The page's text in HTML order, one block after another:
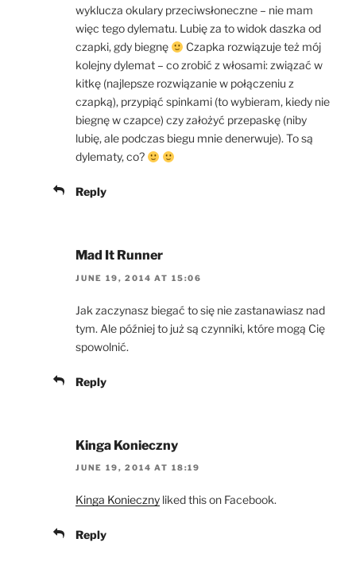
wyklucza okulary przeciwsłoneczne – nie mam
więc tego dylematu. Lubię za to widok daszka od
czapki, gdy biegnę
Czapka rozwiązuje też mój
kolejny dylemat – co zrobić z włosami: związać w
kitkę (najlepsze rozwiązanie w połączeniu z
czapką), przypiąć spinkami (to wybieram, kiedy nie
biegnę w czapce) czy założyć przepaskę (niby
lubię, ale podczas biegu mnie denerwuje). To są
dylematy, co?
Reply
Mad It Runner
JUNE 19, 2014 AT 15:06
Jak zaczynasz biegać to się nie zastanawiasz nad
tym. Ale później to już są czynniki, które mogą Cię
spowolnić.
Reply
Kinga Konieczny
JUNE 19, 2014 AT 18:19
Kinga Konieczny liked this on Facebook.
Reply